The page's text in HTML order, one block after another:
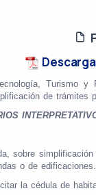
de
sobre
o de
la cédula de